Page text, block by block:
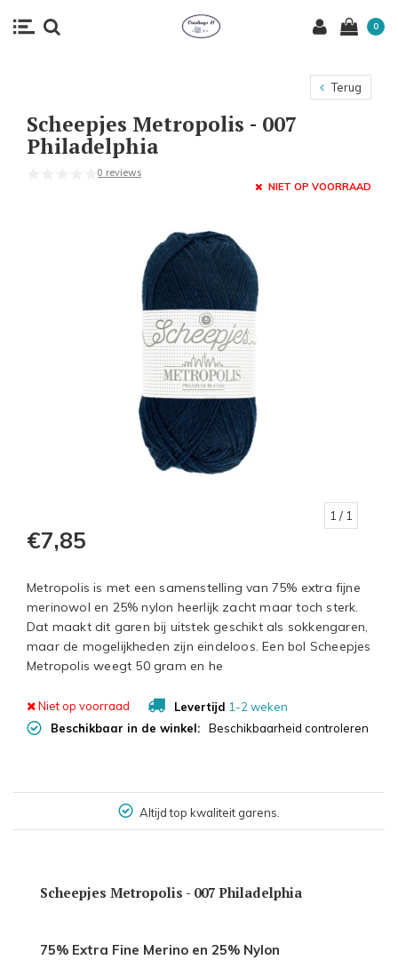
0
Terug
Scheepjes Metropolis - 007
Philadelphia
0 reviews
NIET OP VOORRAAD
1 / 1
€7,85
Metropolis is met een samenstelling van 75% extra fijne
merinowol en 25% nylon heerlijk zacht maar toch sterk.
Dat maakt dit garen bij uitstek geschikt als sokkengaren,
maar de mogelijkheden zijn eindeloos. Een bol Scheepjes
Metropolis weegt 50 gram en he
Niet op voorraad Levertijd 1-2 weken
Beschikbaar in de winkel:
Beschikbaarheid controleren
Altijd top kwaliteit garens.
Scheepjes Metropolis - 007 Philadelphia
75% Extra Fine Merino en 25% Nylon